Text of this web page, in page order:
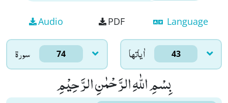
Audio PDF Language
سورۃ 74 اٰياتها 43
بِسْمِ اللّٰهِ الرَّحْمٰنِ الرَّحِیْمِ